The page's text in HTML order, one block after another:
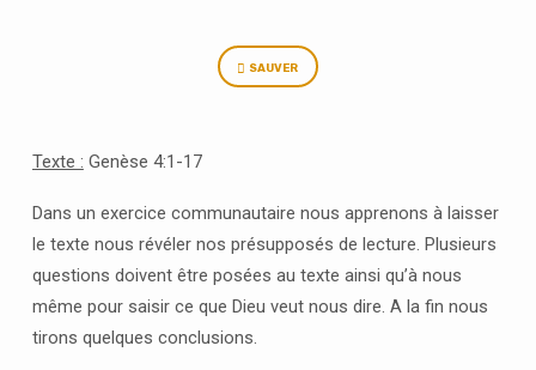
CAÏN
SAUVER
Texte : Genèse 4:1-17
Dans un exercice communautaire nous apprenons à laisser
le texte nous révéler nos présupposés de lecture. Plusieurs
questions doivent être posées au texte ainsi qu’à nous
même pour saisir ce que Dieu veut nous dire. A la fin nous
tirons quelques conclusions.